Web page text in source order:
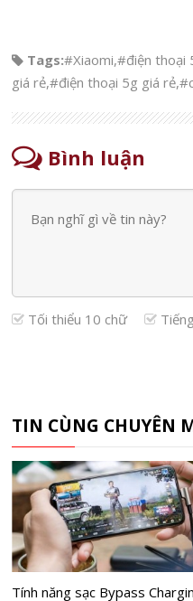
Tags:#Xiaomi,#điện thoại
giá rẻ,#điện thoại 5g giá rẻ,
Bình luận
Tối thiểu 10 chữ
TIN CÙNG CHUYÊN
Tính năng sạc Bypass